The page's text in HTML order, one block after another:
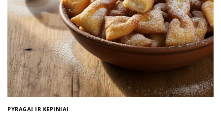
PYRAGAI IR KEPINIAI